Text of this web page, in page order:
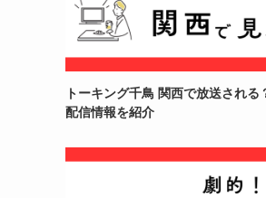
トーキング千鳥 関西で放送される
配信情報を紹介